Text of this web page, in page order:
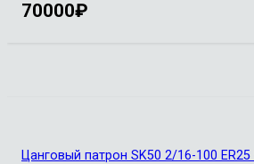
70000₽
Цанговый патрон SK50 2/16-100 ER25